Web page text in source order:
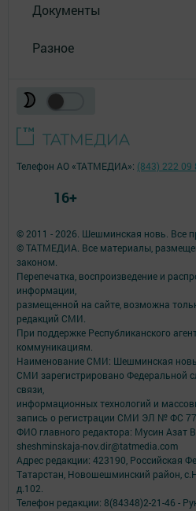
Документы
Разное
© 2011 - 2026. Шешминская новь. Все
© ТАТМЕДИА. Все материалы,
законом.
Перепечатка, воспроизведение и
информации,
размещенной на сайте, возможна
редакций СМИ.
При поддержке Республиканского
коммуникациям.
Наименование СМИ: Шешминская новь
СМИ зарегистрировано Федеральной
связи,
информационных технологий и
запись о регистрации СМИ ЭЛ № ФС 77
ФИО главного редактора: Мусин Азат
sheshminskaja-nov.dir@tatmedia.com
Адрес редакции: 423190, Российская
Татарстан, Новошешминский район,
д.102.
Телефон редакции: 8(84348)2-21-46 -
Телефон АО «ТАТМЕДИА»: (843) 222 09
16+